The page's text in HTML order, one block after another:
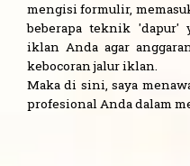
mengisi formulir,
beberapa teknik 'dapur'
iklan Anda agar
kebocoran jalur iklan.
Maka di sini, saya
profesional Anda dalam